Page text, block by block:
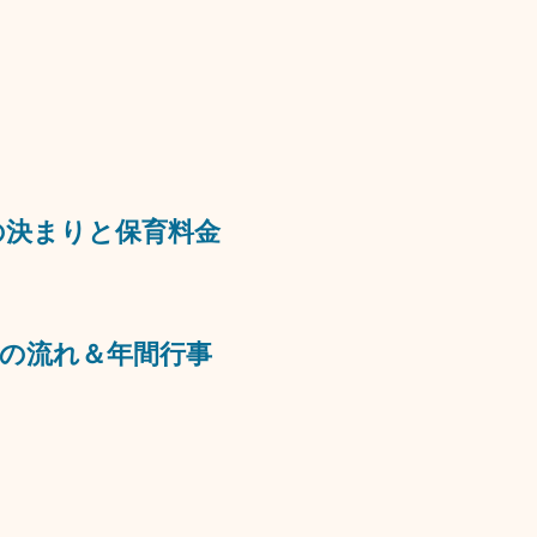
決まりと保育料金​
流れ＆年間行事​​